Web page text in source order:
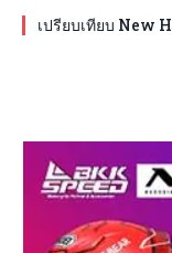
เปรียบเทียบ New